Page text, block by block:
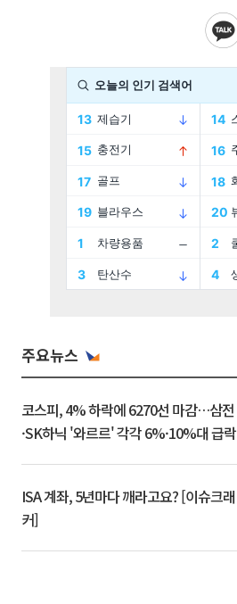
주요뉴스
코스피, 4% 하락에 6270선 마감…삼전
·SK하닉 '와르르' 각각 6%·10%대 급락
ISA 계좌, 5년마다 깨라고요? [이슈크래
커]